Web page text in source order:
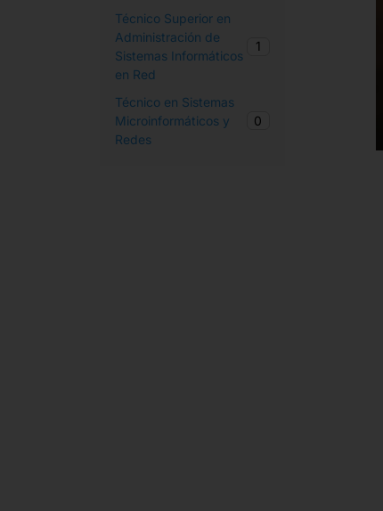
Técnico Superior en
Administración de
Sistemas Informáticos
en Red
1
Técnico en Sistemas
Microinformáticos y
Redes
0